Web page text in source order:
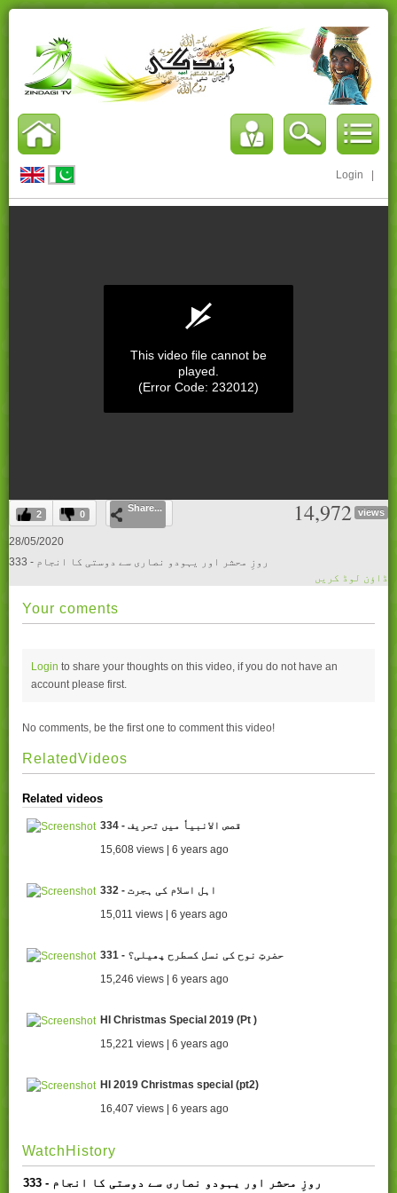
Login
0
seconds
of
0
This video file cannot be
played.
(Error Code: 232012)
2 0
Share... 14,972 views
28/05/2020
333 - روزِ محشر اور یہودو نصاری سے دوستی کا انجام
ڈاؤن لوڈ کریں
Your coments
Login to share your thoughts on this video, if you do not have an
account please first.
No comments, be the first one to comment this video!
RelatedVideos
Related videos
334 - قصص الانبیاٗ میں تحریف
15,608 views | 6 years ago
332 - اہل اسلام کی ہجرت
15,011 views | 6 years ago
331 - حضرتِ نوح کی نسل کسطرح پھیلی؟
15,246 views | 6 years ago
HI Christmas Special 2019 (Pt )
15,221 views | 6 years ago
HI 2019 Christmas special (pt2)
16,407 views | 6 years ago
WatchHistory
333 - روزِ محشر اور یہودو نصاری سے دوستی کا انجام